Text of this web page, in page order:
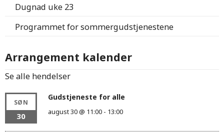
Dugnad uke 23
Programmet for sommergudstjenestene
Arrangement kalender
Se alle hendelser
SØN
30
Gudstjeneste for alle
august 30 @ 11:00- 13:00